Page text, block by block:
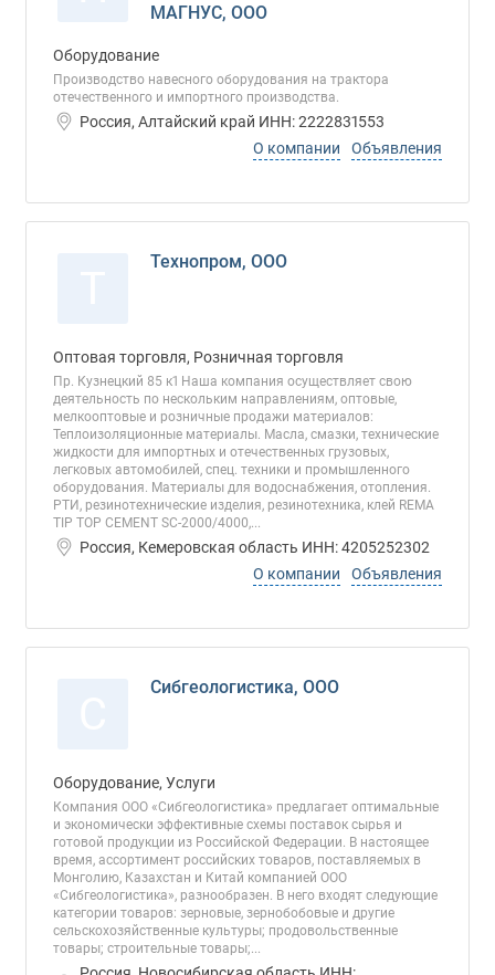
МАГНУС, ООО
Оборудование
Производство навесного оборудования на трактора
отечественного и импортного производства.
Россия, Алтайский край ИНН: 2222831553
О компании
Объявления
Технопром, ООО
Оптовая торговля, Розничная торговля
Пр. Кузнецкий 85 к1 Наша компания осуществляет свою
деятельность по нескольким направлениям, оптовые,
мелкооптовые и розничные продажи материалов:
Теплоизоляционные материалы. Масла, смазки, технические
жидкости для импортных и отечественных грузовых,
легковых автомобилей, спец. техники и промышленного
оборудования. Материалы для водоснабжения, отопления.
РТИ, резинотехнические изделия, резинотехника, клей REMA
TIP TOP CEMENT SC-2000/4000,...
Россия, Кемеровская область ИНН: 4205252302
О компании
Объявления
Сибгеологистика, ООО
Оборудование, Услуги
Компания ООО «Сибгеологистика» предлагает оптимальные
и экономически эффективные схемы поставок сырья и
готовой продукции из Российской Федерации. В настоящее
время, ассортимент российских товаров, поставляемых в
Монголию, Казахстан и Китай компанией ООО
«Сибгеологистика», разнообразен. В него входят следующие
категории товаров: зерновые, зернобобовые и другие
сельскохозяйственные культуры; продовольственные
товары; строительные товары;...